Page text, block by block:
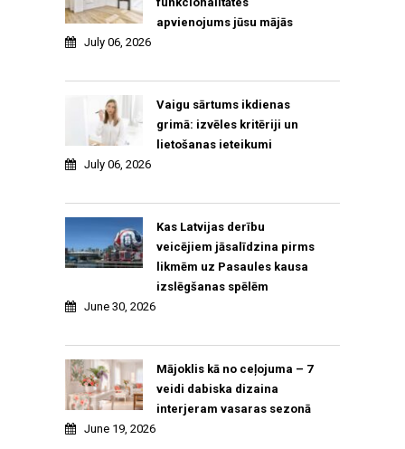
apvienojums jūsu mājās
July 06, 2026
Vaigu sārtums ikdienas
grimā: izvēles kritēriji un
lietošanas ieteikumi
July 06, 2026
Kas Latvijas derību
veicējiem jāsalīdzina pirms
likmēm uz Pasaules kausa
izslēgšanas spēlēm
June 30, 2026
Mājoklis kā no ceļojuma – 7
veidi dabiska dizaina
interjeram vasaras sezonā
June 19, 2026